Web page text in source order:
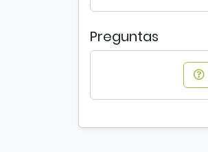
Preguntas